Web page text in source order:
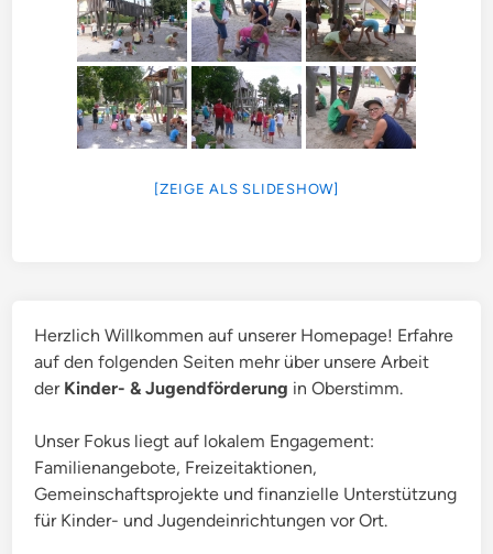
[ZEIGE ALS SLIDESHOW]
Herzlich Willkommen auf unserer Homepage! Erfahre
auf den folgenden Seiten mehr über unsere Arbeit
der Kinder- & Jugendförderung in Oberstimm.
Unser Fokus liegt auf lokalem Engagement:
Familienangebote, Freizeitaktionen,
Gemeinschaftsprojekte und finanzielle Unterstützung
für Kinder- und Jugendeinrichtungen vor Ort.